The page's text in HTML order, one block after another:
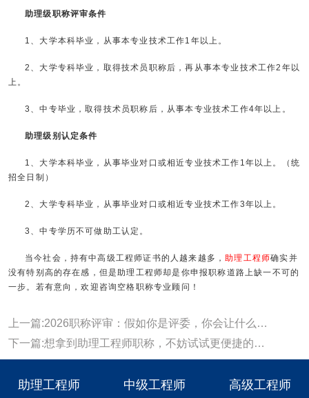
助理级职称评审条件
1、大学本科毕业，从事本专业技术工作1年以上。
2、大学专科毕业，取得技术员职称后，再从事本专业技术工作2年以
上。
3、中专毕业，取得技术员职称后，从事本专业技术工作4年以上。
助理级别认定条件
1、大学本科毕业，从事毕业对口或相近专业技术工作1年以上。（统
招全日制）
2、大学专科毕业，从事毕业对口或相近专业技术工作3年以上。
3、中专学历不可做助工认定。
当今社会，持有中高级工程师证书的人越来越多，助理工程师确实并
没有特别高的存在感，但是助理工程师却是你申报职称道路上缺一不可的
一步。若有意向，欢迎咨询空格职称专业顾问！
上一篇:2026职称评审：假如你是评委，你会让什么样的人通过？
下一篇:想拿到助理工程师职称，不妨试试更便捷的方式！助理职称认定！
助理工程师 中级工程师 高级工程师